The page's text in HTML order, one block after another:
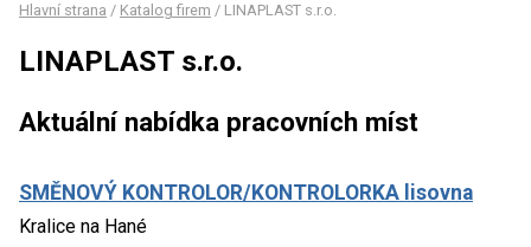
Hlavní strana / Katalog firem / LINAPLAST s.r.o.
LINAPLAST s.r.o.
Aktuální nabídka pracovních míst
SMĚNOVÝ KONTROLOR/KONTROLORKA lisovna
Kralice na Hané